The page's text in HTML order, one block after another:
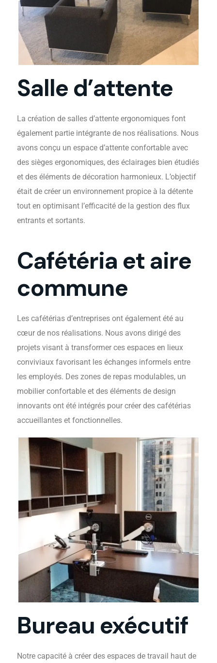
Salle D’attente
Salle d’attente
La création de salles d’attente ergonomiques font
également partie intégrante de nos réalisations. Nous
avons conçu un espace d’attente confortable avec
des sièges ergonomiques, des éclairages bien étudiés
et des éléments de décoration harmonieux. L’objectif
était de créer un environnement propice à la détente
tout en optimisant l’efficacité de la gestion des flux
entrants et sortants.
Cafétéria
Cafétéria et aire
commune
Les cafétérias d’entreprises ont également été au
cœur de nos réalisations. Nous avons dirigé des
projets visant à transformer ces espaces en lieux
conviviaux favorisant les échanges informels entre
les employés. Des zones de repas modulables, un
mobilier confortable et des éléments de design
innovants ont été intégrés pour créer des cafétérias
accueillantes et fonctionnelles.
Bureau Exécutif
Bureau exécutif
Notre capacité à créer des espaces de travail haut de